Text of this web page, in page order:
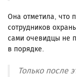
Она отметила, что
сотрудников
сами очевидцы не
в порядке.
Только после